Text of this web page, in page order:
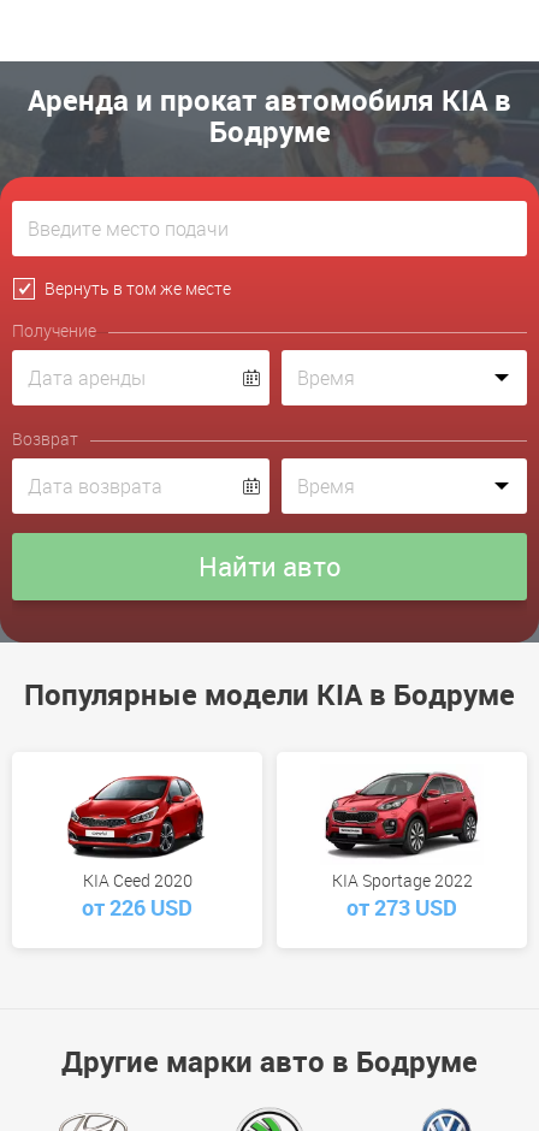
Аренда и прокат автомобиля KIA в
Бодруме
Вернуть в том же месте
Получение
Возврат
Популярные модели KIA в Бодруме
KIA Ceed 2020
от 226 USD
KIA Sportage 2022
от 273 USD
Другие марки авто в Бодруме